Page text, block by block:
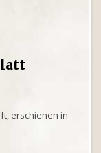
erschienen in